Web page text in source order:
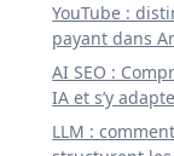
YouTube :
payant dans
AI SEO :
IA et s’y
LLM :